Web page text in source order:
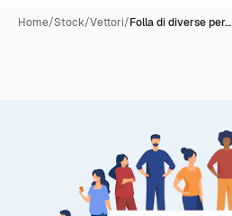
Home/Stock/Vettori/Folla di diverse per…